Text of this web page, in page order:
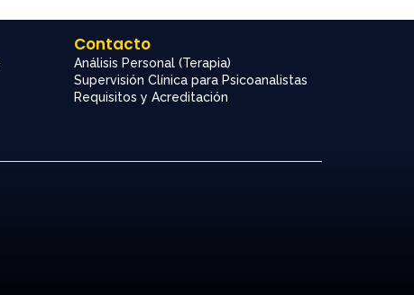
Contacto
Análisis Personal (Terapia)
Supervisión Clínica para Psicoanalistas
Requisitos y Acreditación